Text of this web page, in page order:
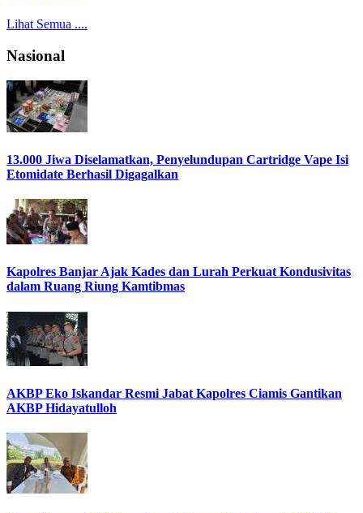
Lihat Semua ....
Nasional
13.000 Jiwa Diselamatkan, Penyelundupan Cartridge Vape Isi
Etomidate Berhasil Digagalkan
Kapolres Banjar Ajak Kades dan Lurah Perkuat Kondusivitas
dalam Ruang Riung Kamtibmas
AKBP Eko Iskandar Resmi Jabat Kapolres Ciamis Gantikan
AKBP Hidayatulloh